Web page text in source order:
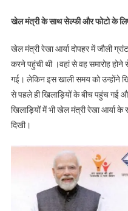
खेल मंत्री के साथ सेल्फी और फोटो के
खेल मंत्री रेखा आर्या दोपहर में जौली
करने पहुंची थी ।वहां से वह समारोह
गई। लेकिन इस खाली समय को उन्होंने
से पहले ही खिलाड़ियों के बीच पहुंच गई
खिलाड़ियों में भी खेल मंत्री रेखा आर्या
दिखी।